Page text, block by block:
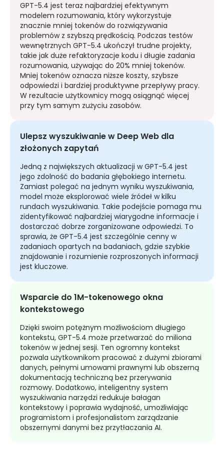
GPT-5.4 jest teraz najbardziej efektywnym
modelem rozumowania, który wykorzystuje
znacznie mniej tokenów do rozwiązywania
problemów z szybszą prędkością. Podczas testów
wewnętrznych GPT-5.4 ukończył trudne projekty,
takie jak duże refaktoryzacje kodu i długie zadania
rozumowania, używając do 20% mniej tokenów.
Mniej tokenów oznacza niższe koszty, szybsze
odpowiedzi i bardziej produktywne przepływy pracy.
W rezultacie użytkownicy mogą osiągnąć więcej
przy tym samym zużyciu zasobów.
Ulepsz wyszukiwanie w Deep Web dla
złożonych zapytań
Jedną z największych aktualizacji w GPT-5.4 jest
jego zdolność do badania głębokiego internetu.
Zamiast polegać na jednym wyniku wyszukiwania,
model może eksplorować wiele źródeł w kilku
rundach wyszukiwania. Takie podejście pomaga mu
zidentyfikować najbardziej wiarygodne informacje i
dostarczać dobrze zorganizowane odpowiedzi. To
sprawia, że GPT-5.4 jest szczególnie cenny w
zadaniach opartych na badaniach, gdzie szybkie
znajdowanie i rozumienie rozproszonych informacji
jest kluczowe.
Wsparcie do 1M-tokenowego okna
kontekstowego
Dzięki swoim potężnym możliwościom długiego
kontekstu, GPT-5.4 może przetwarzać do miliona
tokenów w jednej sesji. Ten ogromny kontekst
pozwala użytkownikom pracować z dużymi zbiorami
danych, pełnymi umowami prawnymi lub obszerną
dokumentacją techniczną bez przerywania
rozmowy. Dodatkowo, inteligentny system
wyszukiwania narzędzi redukuje bałagan
kontekstowy i poprawia wydajność, umożliwiając
programistom i profesjonalistom zarządzanie
obszernymi danymi bez przytłaczania AI.